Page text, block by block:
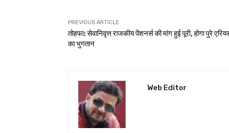
PREVIOUS ARTICLE
तोहफा: सेवानिवृत्त राजकीय पेंशनर्स की मांग हुई पूरी, होगा पुरे
का भुगतान
Web Editor